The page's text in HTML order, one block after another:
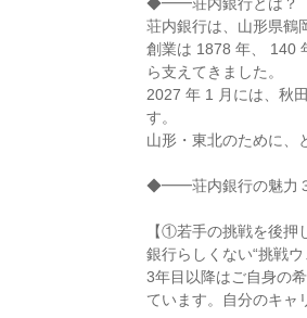
荘内銀行は、山形県鶴
創業は 1878 年、 140
ら支えてきました。
2027 年 1 月には、秋
す。
山形・東北のために、
◆━━荘内銀行の魅力
【①若手の挑戦を後押
銀行らしくない“挑戦ウ
3年目以降はご自身の
ています。自分のキャ